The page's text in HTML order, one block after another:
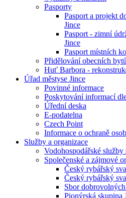
Pasporty
Pasport a projekt
Jince
Pasport - zimní
Jince
Pasport místních
Přidělování obecních bytů
Huť Barbora -
Úřad městyse Jince
Povinné informace
Poskytování informací
Úřední deska
E-podatelna
Czech Point
Informace o ochraně
Služby a organizace
Vodohospodářské služby
Společenské a zájmové
Český rybářský
Český rybářský
Sbor
Pionýrská skupina